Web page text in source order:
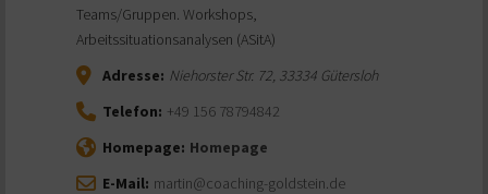
Teams/Gruppen. Workshops,
Arbeitssituationsanalysen (ASitA)
Adresse: Niehorster Str. 72 33334 Gütersloh
Telefon: +49 156 78794842
Homepage: Homepage
E-Mail: martin@coaching-goldstein.de